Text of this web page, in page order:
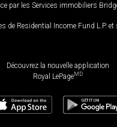
par les Services immobiliers
de Residential Income Fund L.P.
Découvrez la nouvelle application
Royal LePageMD